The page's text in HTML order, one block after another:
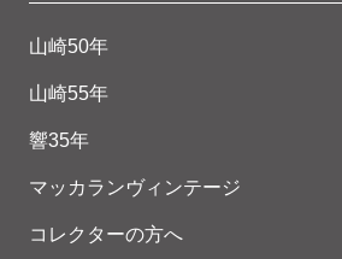
山崎50年
山崎55年
響35年
マッカランヴィンテージ
コレクターの方へ